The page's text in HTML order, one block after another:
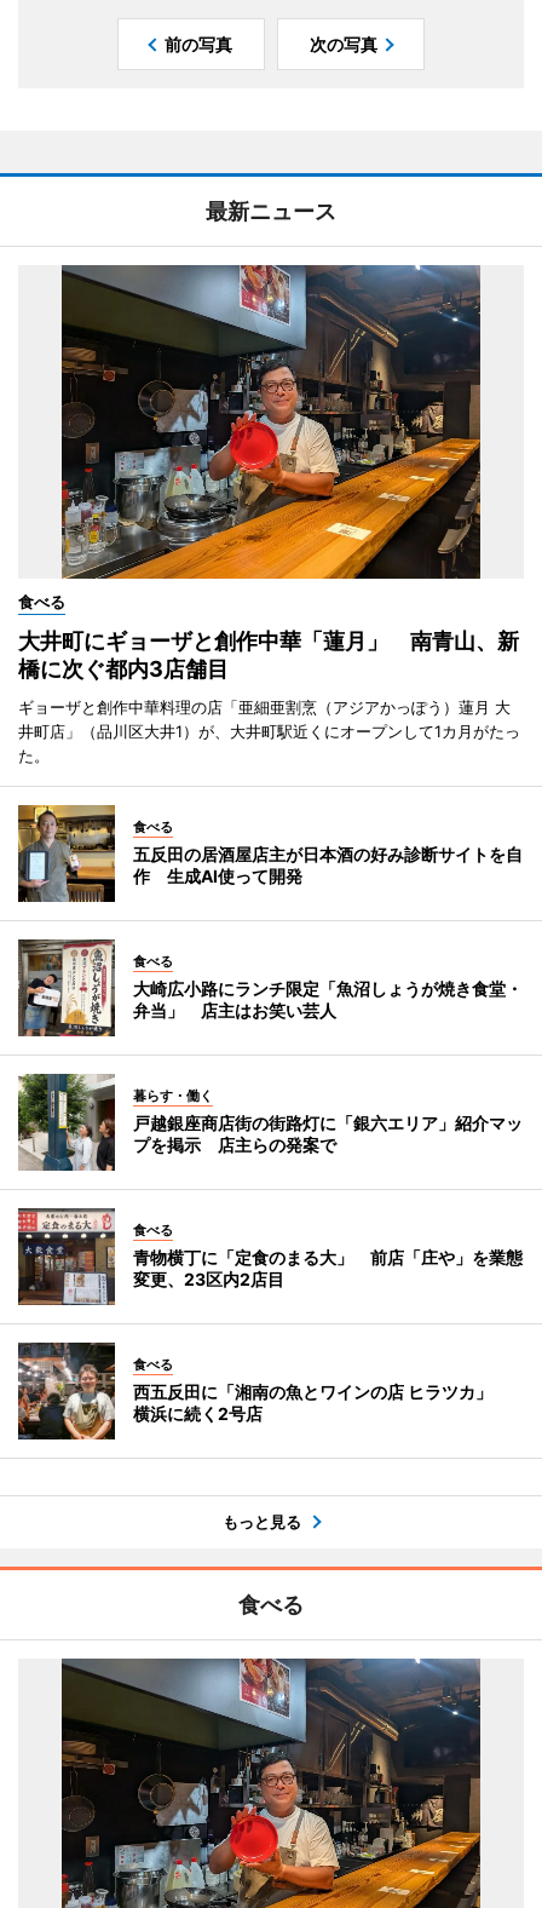
前の写真 次の写真
最新ニュース
食べる
大井町にギョーザと創作中華「蓮月」 南青山、新
橋に次ぐ都内3店舗目
ギョーザと創作中華料理の店「亜細亜割烹（アジアかっぽう）蓮月 大
井町店」（品川区大井1）が、大井町駅近くにオープンして1カ月がたっ
た。
食べる
五反田の居酒屋店主が日本酒の好み診断サイトを自
作 生成AI使って開発
食べる
大崎広小路にランチ限定「魚沼しょうが焼き食堂・
弁当」 店主はお笑い芸人
暮らす・働く
戸越銀座商店街の街路灯に「銀六エリア」紹介マッ
プを掲示 店主らの発案で
食べる
青物横丁に「定食のまる大」 前店「庄や」を業態
変更、23区内2店目
食べる
西五反田に「湘南の魚とワインの店 ヒラツカ」
横浜に続く2号店
もっと見る
食べる